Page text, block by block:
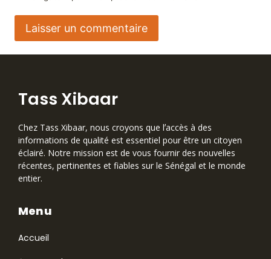
Tass Xibaar
Chez Tass Xibaar, nous croyons que lʼaccès à des
informations de qualité est essentiel pour être un citoyen
éclairé. Notre mission est de vous fournir des nouvelles
récentes, pertinentes et fiables sur le Sénégal et le monde
entier.
Accueil
Menu